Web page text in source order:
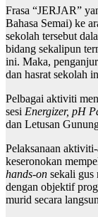
Frasa “JERJAR”
Bahasa Semai) ke
sekolah tersebut
bidang sekalipun
ini. Maka,
dan hasrat sekolah
Pelbagai aktiviti
sesi Energizer, pH
dan Letusan
Pelaksanaan
keseronokan
hands-on sekali gus
dengan objektif
murid secara